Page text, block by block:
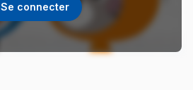
Se connecter